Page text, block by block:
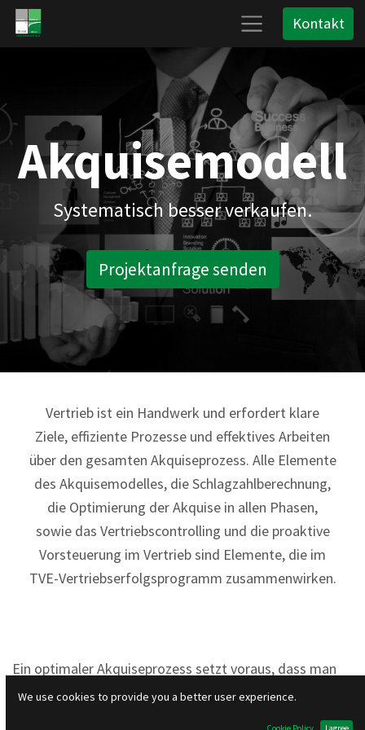
Kontakt
Akquisemodell
Systematisch besser verkaufen.
Projektanfrage senden
Vertrieb ist ein Handwerk und erfordert klare
Ziele, effiziente Prozesse und effektives Arbeiten
über den gesamten Akquiseprozess. Alle Elemente
des Akquisemodelles, die Schlagzahlberechnung,
die Optimierung der Akquise in allen Phasen,
sowie das Vertriebscontrolling und die proaktive
Vorsteuerung im Vertrieb sind Elemente, die im
TVE-Vertriebserfolgsprogramm zusammenwirken.
Ein optimaler Akquiseprozess setzt voraus, dass man
versteht, wie Kunden kaufen und den Akquisprozess
We use cookies to provide you a better user experience.